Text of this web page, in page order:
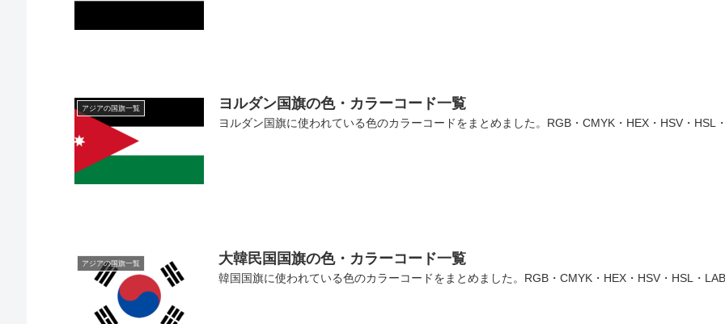
アジアの国旗一覧 ヨルダン国旗の色・カラーコード一覧
ヨルダン国旗に使われている色のカラーコードをまとめました。RGB・CMYK・HEX・HSV・HSL
アジアの国旗一覧 大韓民国国旗の色・カラーコード一覧
韓国国旗に使われている色のカラーコードをまとめました。RGB・CMYK・HEX・HSV・HSL・